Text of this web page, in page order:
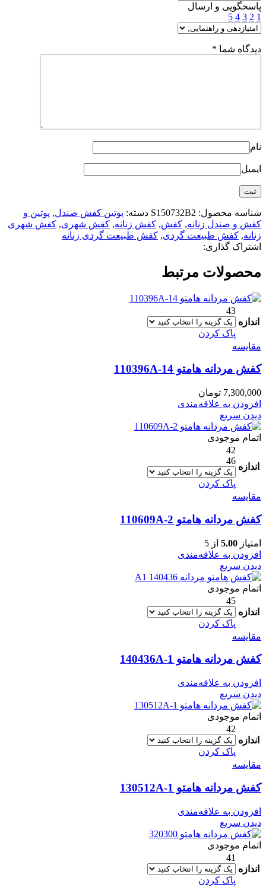
پاسخگویی و ارسال
1
2
3
4
5
دیدگاه شما *
نام
ایمیل
شناسه محصول: S150732B2 دسته: پوتین کفش صندل, پوتین و
کفش و صندل زنانه, کفش, کفش زنانه, کفش شهری, کفش شهری
زنانه, کفش طبیعت گردی, کفش طبیعت گردی زنانه
اشتراک گذاری:
محصولات مرتبط
اندازه
43
پاک کردن
مقایسه
کفش مردانه هامتو 110396A-14
7,300,000 تومان
افزودن به علاقه‌مندی
دیدن سریع
اتمام موجودی
اندازه
42
46
پاک کردن
مقایسه
کفش مردانه هامتو 110609A-2
امتیاز 5.00 از 5
افزودن به علاقه‌مندی
دیدن سریع
اتمام موجودی
اندازه
45
پاک کردن
مقایسه
کفش مردانه هامتو 140436A-1
افزودن به علاقه‌مندی
دیدن سریع
اتمام موجودی
اندازه
42
پاک کردن
مقایسه
کفش مردانه هامتو 130512A-1
افزودن به علاقه‌مندی
دیدن سریع
اتمام موجودی
اندازه
41
پاک کردن